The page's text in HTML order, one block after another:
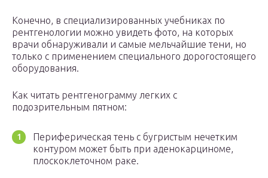
Конечно, в специализированных учебниках по
рентгенологии можно увидеть фото, на которых
врачи обнаруживали и самые мельчайшие тени, но
только с применением специального дорогостоящего
оборудования.
Как читать рентгенограмму легких с
подозрительным пятном:
Периферическая тень с бугристым нечетким
контуром может быть при аденокарциноме,
плоскоклеточном раке.